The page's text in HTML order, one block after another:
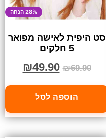
28% הנחה
סט היפית לאישה מפואר
5 חלקים
₪69.90
₪49.90
הוספה לסל